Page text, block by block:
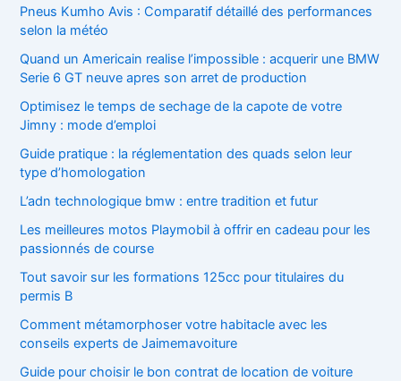
Pneus Kumho Avis : Comparatif détaillé des performances
selon la météo
Quand un Americain realise l’impossible : acquerir une BMW
Serie 6 GT neuve apres son arret de production
Optimisez le temps de sechage de la capote de votre
Jimny : mode d’emploi
Guide pratique : la réglementation des quads selon leur
type d’homologation
L’adn technologique bmw : entre tradition et futur
Les meilleures motos Playmobil à offrir en cadeau pour les
passionnés de course
Tout savoir sur les formations 125cc pour titulaires du
permis B
Comment métamorphoser votre habitacle avec les
conseils experts de Jaimemavoiture
Guide pour choisir le bon contrat de location de voiture